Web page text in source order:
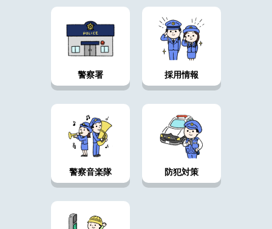
警察署 採用情報
警察音楽隊 防犯対策